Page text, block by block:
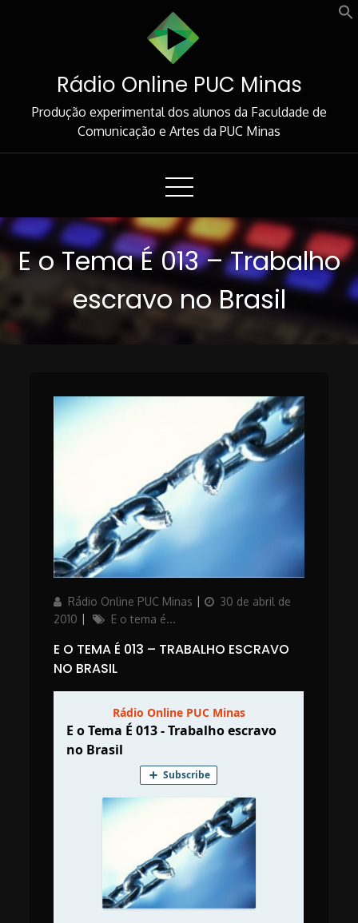
Rádio Online PUC Minas
Produção experimental dos alunos da Faculdade de
Comunicação e Artes da PUC Minas
E o Tema É 013 – Trabalho
escravo no Brasil
AuthorRádio Online PUC Minas
Posted
30 de abril de
2010
Categories
E o tema é...
E O TEMA É 013 – TRABALHO ESCRAVO
NO BRASIL